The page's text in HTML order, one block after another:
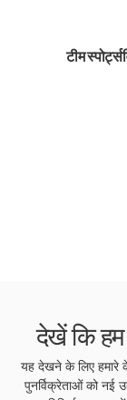
टीम
देखें कि
यह देखने के लिए हमारे
पुनर्विक्रेताओं को नई